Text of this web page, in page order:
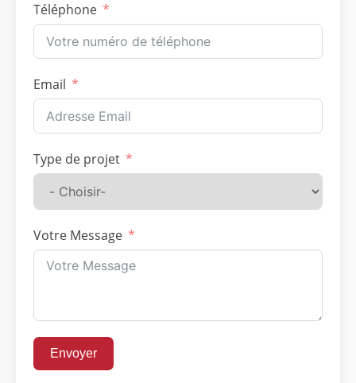
Téléphone
Email
Type de projet
Votre Message
Envoyer